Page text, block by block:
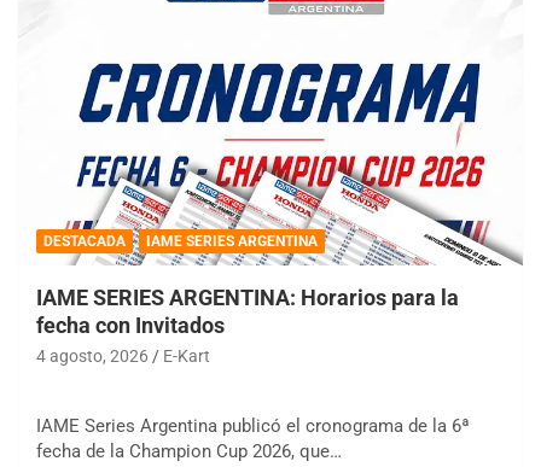
DESTACADA IAME SERIES ARGENTINA
IAME SERIES ARGENTINA: Horarios para la
fecha con Invitados
4 agosto, 2026 E-Kart
IAME Series Argentina publicó el cronograma de la 6ª
fecha de la Champion Cup 2026, que…